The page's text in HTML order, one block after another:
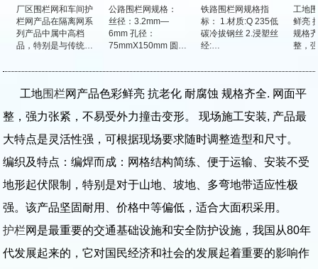
厂区围栏网和车间护
栏网产品在隔离网系
列产品中属中高档
品，特别是与传统…
公路围栏网规格：
丝径：3.2mm—
6mm 孔径：
75mmX150mm 圆…
铁路围栏网规格指
标： 1.材质:Q 235低
碳冷拔钢丝 2.浸塑丝
经:…
工地围
鲜亮
规格齐
整，
工地围栏网产品色彩鲜亮 抗老化 耐腐蚀 规格齐全. 网面平
整，强力张紧，不易受外力撞击变形。 现场施工安装, 产品最
大特点是灵活性强，可根据现场要求随时调整造型和尺寸。
编织及特点：编焊而成：网格结构简练、便于运输、安装不受
地形起伏限制，特别是对于山地、坡地、多弯地带适应性极
强。该产品坚固耐用、价格中等偏低，适合大面积采用。
护栏网是最重要的交通基础设施和安全防护设施，我国从80年
代发展起来的，它对国民经济和社会的发展起着重要的影响作